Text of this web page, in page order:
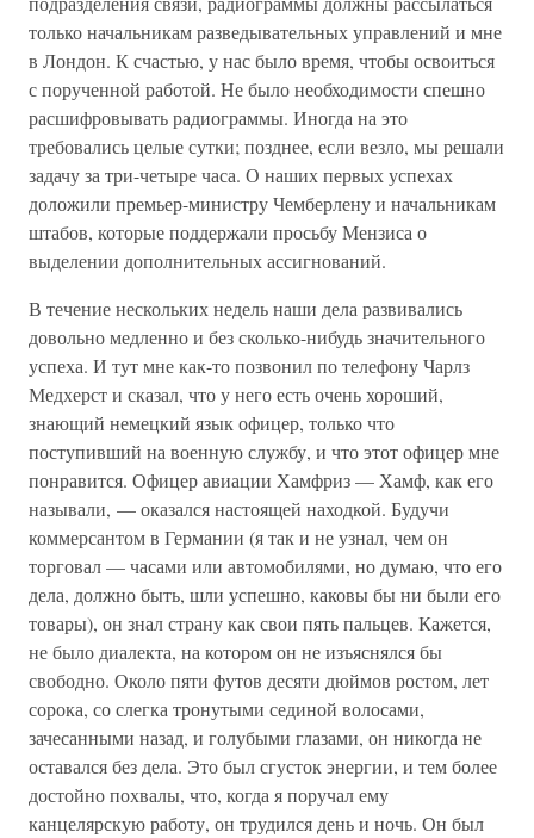
только начальникам разведывательных управлений и мне
в Лондон. К счастью, у нас было время, чтобы освоиться
с порученной работой. Не было необходимости спешно
расшифровывать радиограммы. Иногда на это
требовались целые сутки; позднее, если везло, мы решали
задачу за три-четыре часа. О наших первых успехах
доложили премьер-министру Чемберлену и начальникам
штабов, которые поддержали просьбу Мензиса о
выделении дополнительных ассигнований.
В течение нескольких недель наши дела развивались
довольно медленно и без сколько-нибудь значительного
успеха. И тут мне как-то позвонил по телефону Чарлз
Медхерст и сказал, что у него есть очень хороший,
знающий немецкий язык офицер, только что
поступивший на военную службу, и что этот офицер мне
понравится. Офицер авиации Хамфриз — Хамф, как его
называли, — оказался настоящей находкой. Будучи
коммерсантом в Германии (я так и не узнал, чем он
торговал — часами или автомобилями, но думаю, что его
дела, должно быть, шли успешно, каковы бы ни были его
товары), он знал страну как свои пять пальцев. Кажется,
не было диалекта, на котором он не изъяснялся бы
свободно. Около пяти футов десяти дюймов ростом, лет
сорока, со слегка тронутыми сединой волосами,
зачесанными назад, и голубыми глазами, он никогда не
оставался без дела. Это был сгусток энергии, и тем более
достойно похвалы, что, когда я поручал ему
канцелярскую работу, он трудился день и ночь. Он был